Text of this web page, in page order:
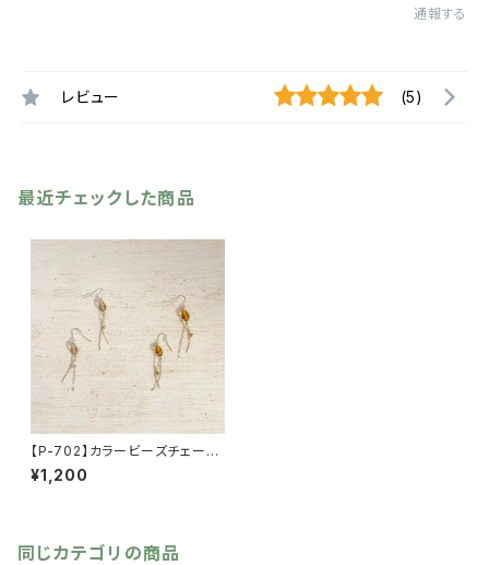
通報する
レビュー (5)
最近チェックした商品
【P-702】カラービーズチェーン
ピアス【送料無料】フックピア
ス 秋カラー ビーズピアス
セ
¥1,200
同じカテゴリの商品